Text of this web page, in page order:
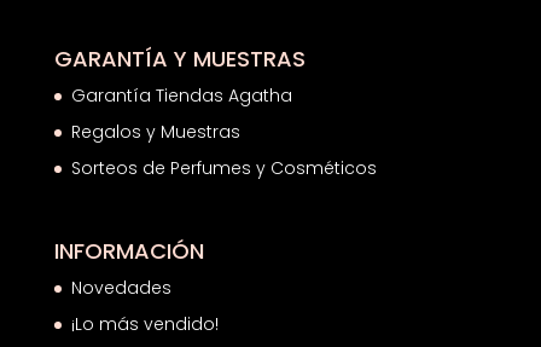
GARANTÍA Y MUESTRAS
Garantía Tiendas Agatha
Regalos y Muestras
Sorteos de Perfumes y Cosméticos
INFORMACIÓN
Novedades
¡Lo más vendido!